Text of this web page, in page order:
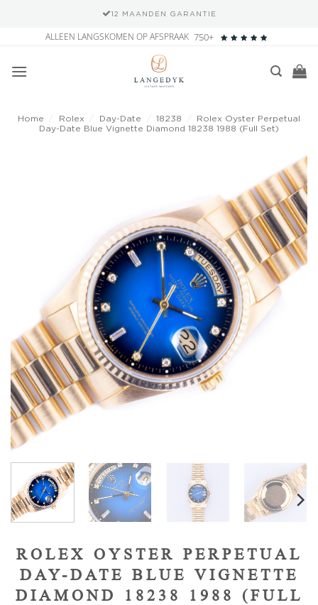
12 MAANDEN GARANTIE
inhoud
ALLEEN LANGSKOMEN OP AFSPRAAK 750+
Home Rolex Day-Date 18238
Rolex Oyster Perpetual
Day-Date Blue Vignette Diamond 18238 1988 (Full Set)
Add to
wishlist
ROLEX OYSTER PERPETUAL
DAY-DATE BLUE VIGNETTE
DIAMOND 18238 1988 (FULL